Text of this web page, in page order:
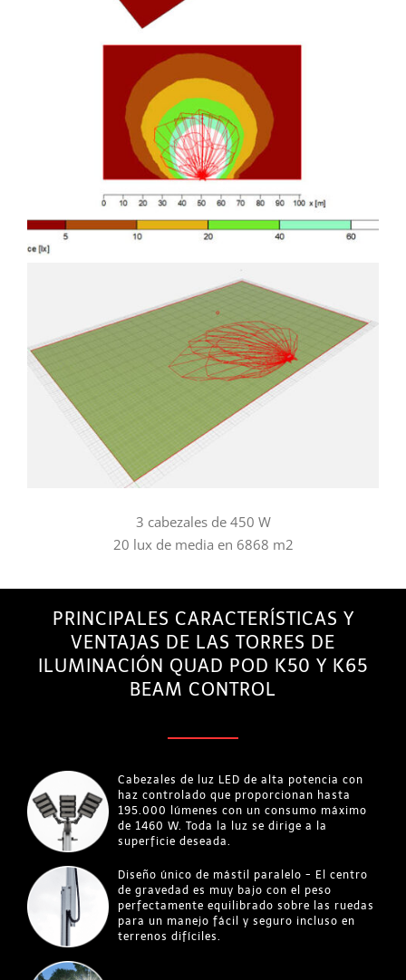
3 cabezales de 450 W
20 lux de media en 6868 m2
PRINCIPALES CARACTERÍSTICAS Y
VENTAJAS DE LAS TORRES DE
ILUMINACIÓN QUAD POD K50 Y K65
BEAM CONTROL
Cabezales de luz LED de alta potencia con
haz controlado que proporcionan hasta
195.000 lúmenes con un consumo máximo
de 1460 W. Toda la luz se dirige a la
superficie deseada.
Diseño único de mástil paralelo - El centro
de gravedad es muy bajo con el peso
perfectamente equilibrado sobre las ruedas
para un manejo fácil y seguro incluso en
terrenos difíciles.